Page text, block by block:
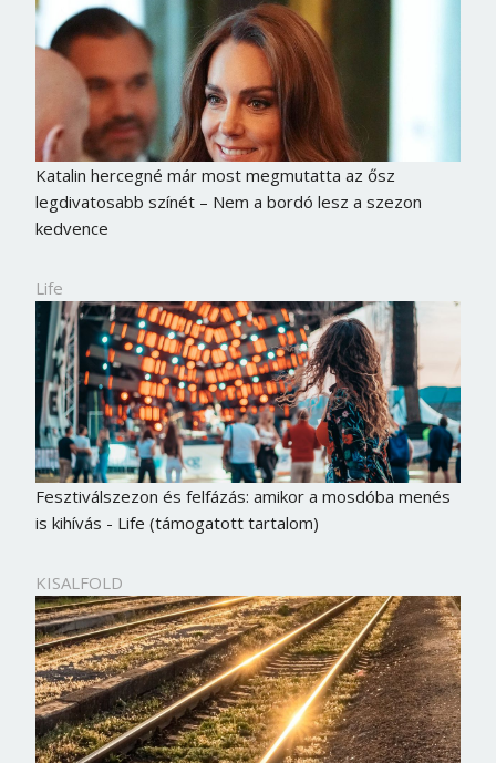
Katalin hercegné már most megmutatta az ősz
legdivatosabb színét – Nem a bordó lesz a szezon
kedvence
Life
Fesztiválszezon és felfázás: amikor a mosdóba menés
is kihívás - Life (támogatott tartalom)
KISALFOLD